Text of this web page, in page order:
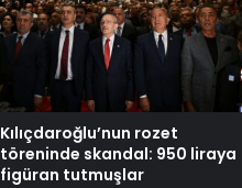
Kılıçdaroğlu’nun rozet
töreninde skandal: 950 liraya
figüran tutmuşlar